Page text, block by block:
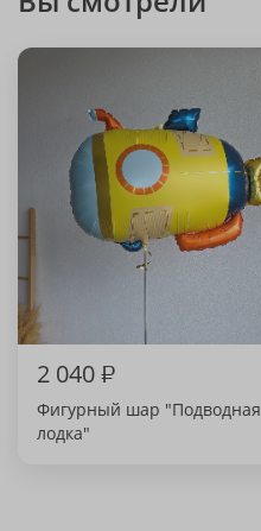
2 040₽
Фигурный шар "Подводная
лодка"